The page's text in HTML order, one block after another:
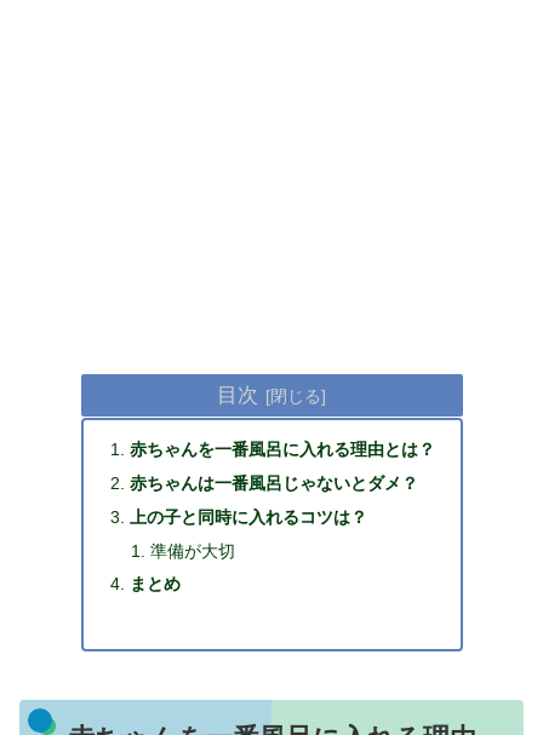
目次
赤ちゃんを一番風呂に入れる理由とは？
赤ちゃんは一番風呂じゃないとダメ？
上の子と同時に入れるコツは？
準備が大切
まとめ